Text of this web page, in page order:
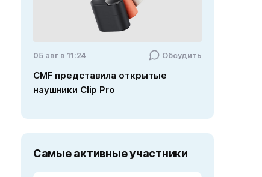
05 авг в 11:24 Обсудить
CMF представила открытые
наушники Clip Pro
Самые активные участники